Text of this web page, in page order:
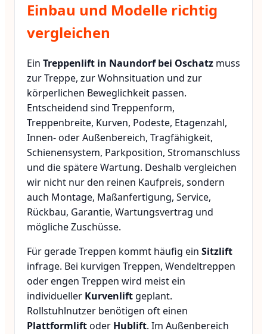
Einbau und Modelle richtig
vergleichen
Ein Treppenlift in Naundorf bei Oschatz muss
zur Treppe, zur Wohnsituation und zur
körperlichen Beweglichkeit passen.
Entscheidend sind Treppenform,
Treppenbreite, Kurven, Podeste, Etagenzahl,
Innen- oder Außenbereich, Tragfähigkeit,
Schienensystem, Parkposition, Stromanschluss
und die spätere Wartung. Deshalb vergleichen
wir nicht nur den reinen Kaufpreis, sondern
auch Montage, Maßanfertigung, Service,
Rückbau, Garantie, Wartungsvertrag und
mögliche Zuschüsse.
Für gerade Treppen kommt häufig ein Sitzlift
infrage. Bei kurvigen Treppen, Wendeltreppen
oder engen Treppen wird meist ein
individueller Kurvenlift geplant.
Rollstuhlnutzer benötigen oft einen
Plattformliftoder Hublift. Im Außenbereich